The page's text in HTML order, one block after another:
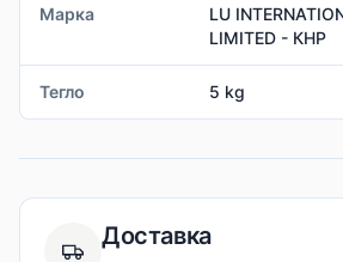
Марка
LU
LIMITED - КНР
Тегло 5 kg
Доставка